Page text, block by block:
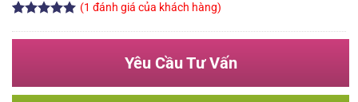
dựa trên
(1 đánh giá của khách hàng)
Yêu Cầu Tư Vấn